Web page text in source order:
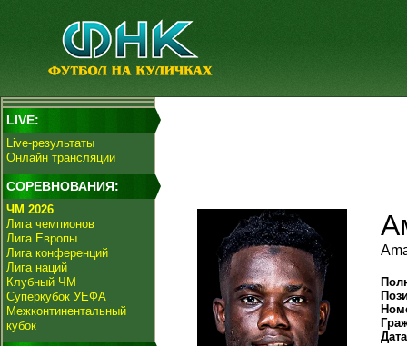
LIVE:
Live-результаты
Онлайн трансляции
СОРЕВНОВАНИЯ:
ЧМ 2026
Лига чемпионов
Лига Европы
Лига конференций
Лига наций
Клубный ЧМ
Суперкубок УЕФА
Межконтинентальный
кубок